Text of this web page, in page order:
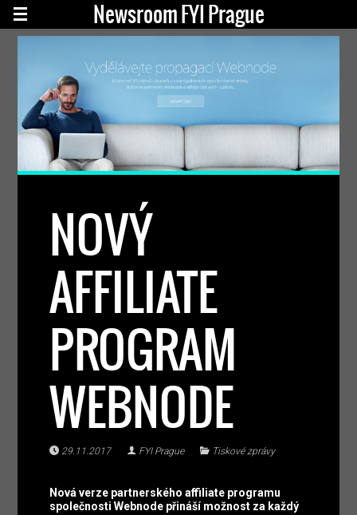
Newsroom FYI Prague
NOVÝ
AFFILIATE
PROGRAM
WEBNODE
29.11.2017 FYI Prague Tiskové zprávy
Nová verze partnerského affiliate programu
společnosti Webnode přináší možnost za každý